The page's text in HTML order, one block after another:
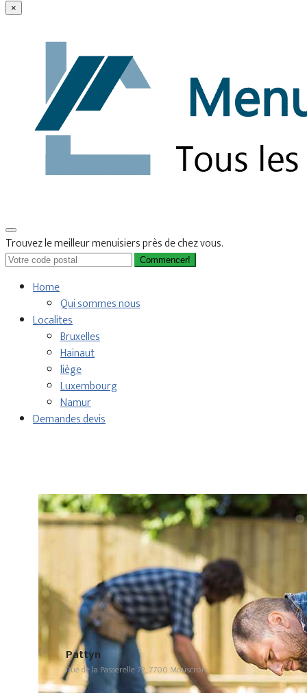
×
Trouvez le meilleur menuisiers près de chez vous.
Commencer!
Home
Qui sommes nous
Localites
Bruxelles
Hainaut
liège
Luxembourg
Namur
Demandes devis
Pattyn
Rue de la Passerelle 72, 7700 Mouscron